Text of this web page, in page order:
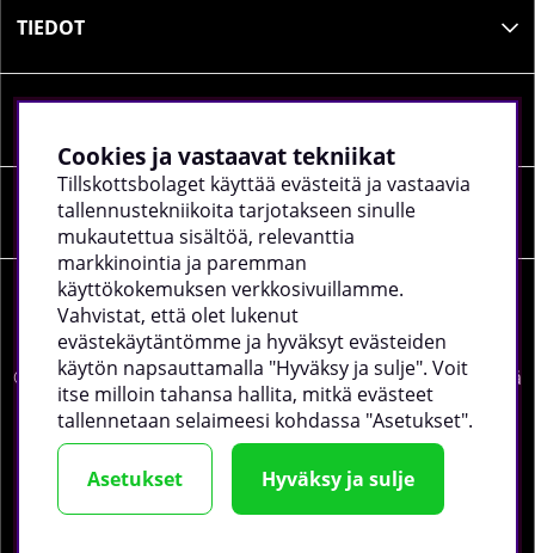
TIEDOT
YRITYKSEN TIEDOT
© 2026 tillskottsbolaget.fi. Käytämme evästeitä -lue lisää
täältä.
Cookies ja vastaavat tekniikat
Tillskottsbolaget käyttää evästeitä ja vastaavia
tallennustekniikoita tarjotakseen sinulle
mukautettua sisältöä, relevanttia
markkinointia ja paremman
käyttökokemuksen verkkosivuillamme.
Vahvistat, että olet lukenut
evästekäytäntömme ja hyväksyt evästeiden
käytön napsauttamalla "Hyväksy ja sulje". Voit
itse milloin tahansa hallita, mitkä evästeet
tallennetaan selaimeesi kohdassa "Asetukset".
Asetukset Hyväksy ja sulje